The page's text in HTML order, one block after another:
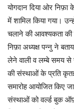
योगदान दिया ओर
में शामिल किया गया।
चलाने की आवश्यकता की
निफ़ा अध्यक्ष पन्नु ने
लेने वाली व लम्बे समय से
की संस्थाओं के प्रति
समारोह आयोजित किए
संस्थाओं को वर्ल्ड बुक